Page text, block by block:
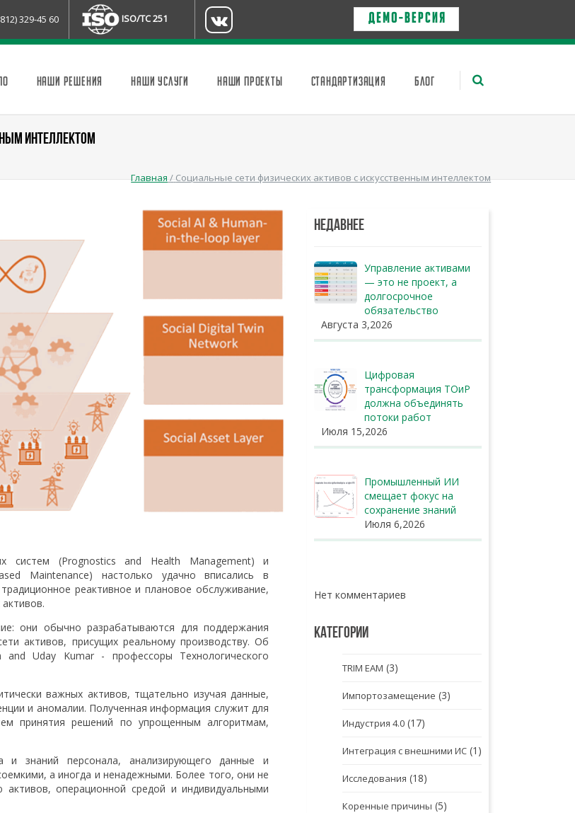
329-45 60 ISO/TC 251 Д Е М О - в е р с и я
НАШИ РЕШЕНИЯ НАШИ УСЛУГИ НАШИ ПРОЕКТЫ СТАНДАРТИЗАЦИЯ БЛОГ
ИНТЕЛЛЕКТОМ
Главная/Социальные сети физических активов с искусственным интеллектом
систем (Prognostics and Health Management) и
Maintenance) настолько удачно вписались в
реактивное и плановое обслуживание,
они обычно разрабатываются для поддержания
активов, присущих реальному производству. Об
Uday Kumar - профессоры Технологического
важных активов, тщательно изучая данные,
и аномалии. Полученная информация служит для
принятия решений по упрощенным алгоритмам,
и знаний персонала, анализирующего данные и
а иногда и ненадежными. Более того, они не
операционной средой и индивидуальными
НЕДАВНЕЕ
Управление активами
— это не проект, а
долгосрочное
обязательство
Августа 3,2026
Цифровая
трансформация ТОиР
должна объединять
потоки работ
Июля 15,2026
Промышленный ИИ
смещает фокус на
сохранение знаний
Июля 6,2026
Нет комментариев
КАТЕГОРИИ
TRIM EAM (3)
Импортозамещение (3)
Индустрия 4.0(17)
Интеграция с внешними ИС(1)
Исследования (18)
Коренные причины (5)